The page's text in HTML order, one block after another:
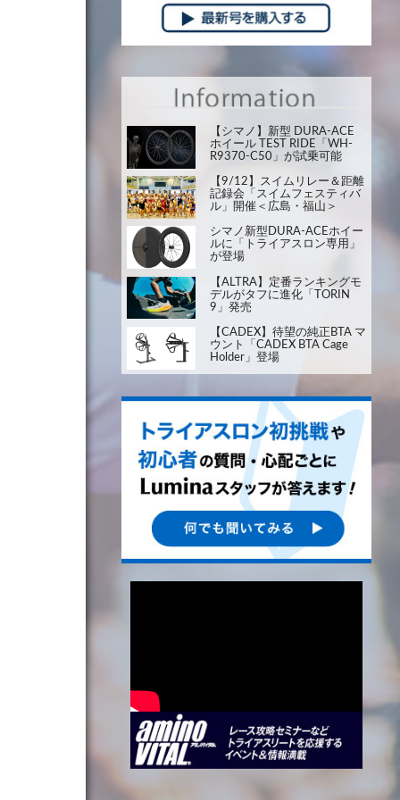
【シマノ】新型 DURA-ACE
ホイール TEST RIDE「WH-
R9370-C50」が試乗可能
【9/12】スイムリレー＆距離
記録会「スイムフェスティバ
ル」開催＜広島・福山＞
シマノ新型DURA-ACEホイー
ルに「トライアスロン専用」
が登場
【ALTRA】定番ランキングモ
デルがタフに進化「TORIN
9」発売
【CADEX】待望の純正BTA マ
ウント「CADEX BTA Cage
Holder」登場